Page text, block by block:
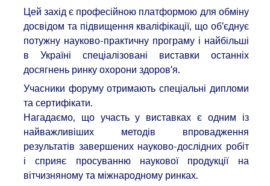
Цей захід є професійною платформою для обміну
досвідом та підвищення кваліфікації, що об'єднує
потужну науково-практичну програму і найбільші
в Україні спеціалізовані виставки останніх
досягнень ринку охорони здоров'я.
Учасники форуму отримають спеціальні дипломи
та сертифікати.
Нагадаємо, що участь у виставках є одним із
найважливіших методів впровадження
результатів завершених науково-дослідних робіт
і сприяє просуванню наукової продукції на
вітчизняному та міжнародному ринках.